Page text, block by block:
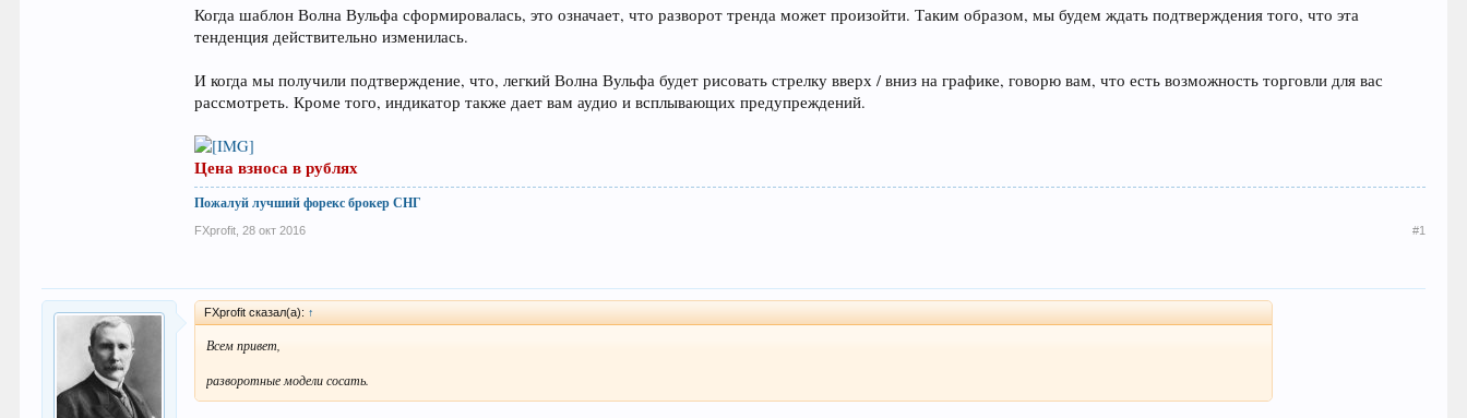
Когда шаблон Волна Вульфа сформировалась, это означает, что разворот тренда может произойти. Таким образом, мы будем ждать подтверждения того, что эта
тенденция действительно изменилась.
И когда мы получили подтверждение, что, легкий Волна Вульфа будет рисовать стрелку вверх / вниз на графике, говорю вам, что есть возможность торговли для вас
рассмотреть. Кроме того, индикатор также дает вам аудио и всплывающих предупреждений.
Цена взноса в рублях
Пожалуй лучший форекс брокер СНГ
FXprofit 28 окт 2016 #1
FXprofit сказал(а): ↑
Всем привет,
разворотные модели сосать.